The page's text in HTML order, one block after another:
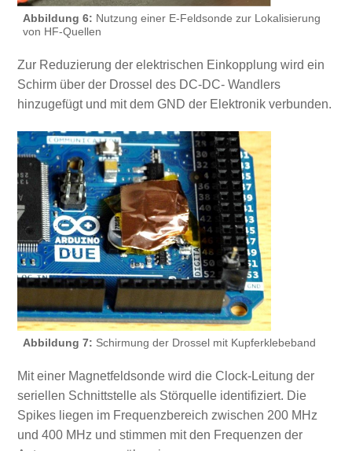
Abbildung 6: Nutzung einer E-Feldsonde zur Lokalisierung
von HF-Quellen
Zur Reduzierung der elektrischen Einkopplung wird ein
Schirm über der Drossel des DC-DC- Wandlers
hinzugefügt und mit dem GND der Elektronik verbunden.
Abbildung 7: Schirmung der Drossel mit Kupferklebeband
Mit einer Magnetfeldsonde wird die Clock-Leitung der
seriellen Schnittstelle als Störquelle identifiziert. Die
Spikes liegen im Frequenzbereich zwischen 200 MHz
und 400 MHz und stimmen mit den Frequenzen der